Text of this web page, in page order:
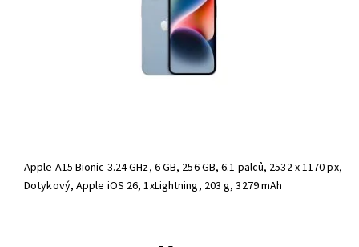
Apple A15 Bionic 3.24 GHz, 6 GB, 256 GB, 6.1 palců, 2532 x 1170 px,
Dotykový, Apple iOS 26, 1xLightning, 203 g, 3279 mAh